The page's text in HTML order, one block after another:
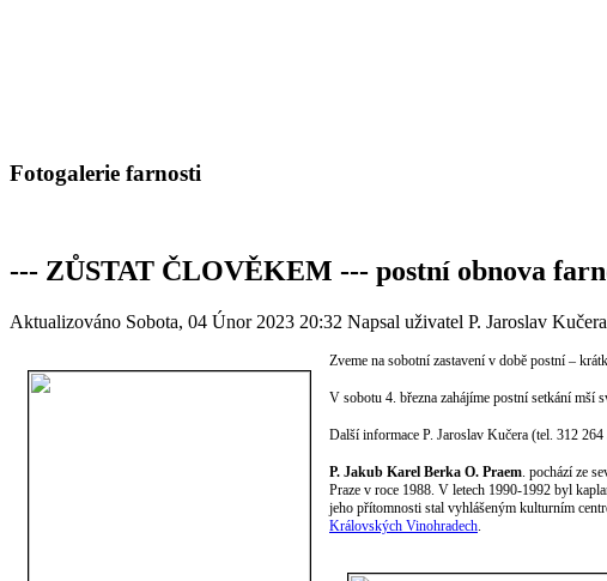
Fotogalerie farnosti
--- ZŮSTAT ČLOVĚKEM --- postní obnova
Aktualizováno Sobota, 04 Únor 2023 20:32 Napsal uživatel P. Jaroslav Kučera
Zveme na sobotní zastavení v době postní –
V sobotu 4. března zahájíme postní setkání mší
Další informace P. Jaroslav Kučera (tel. 312 264
P. Jakub Karel Berka O. Praem . pochází ze
Praze v roce 1988. V letech 1990-1992 byl
jeho přítomnosti stal vyhlášeným kulturním
Královských Vinohradech